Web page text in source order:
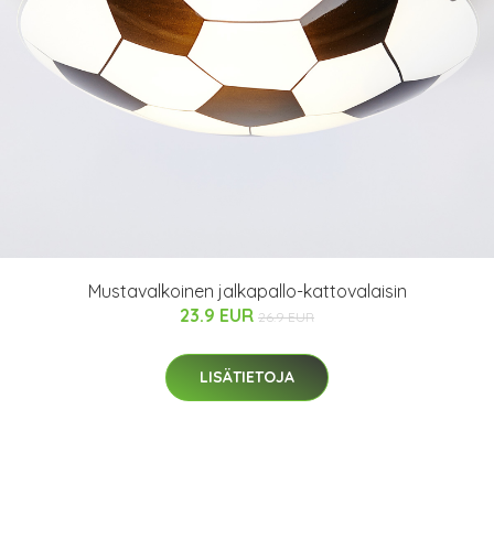
Mustavalkoinen jalkapallo-kattovalaisin
23.9 EUR 26.9 EUR
LISÄTIETOJA